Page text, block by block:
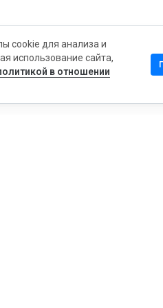
cookie для анализа и
использование сайта,
в отношении